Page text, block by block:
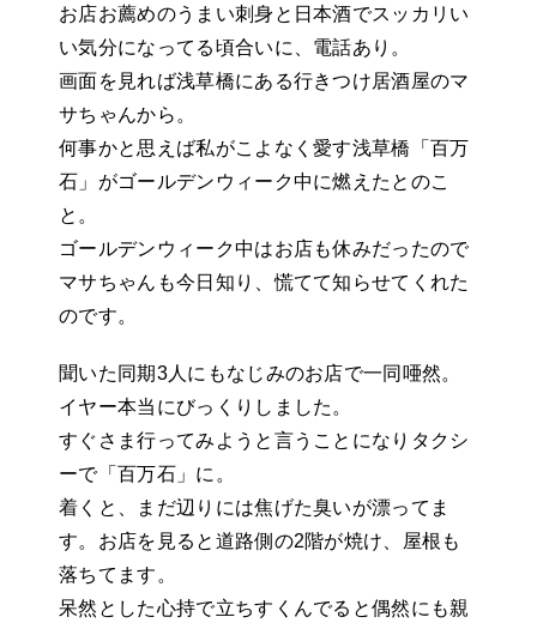
お店お薦めのうまい刺身と日本酒でスッカリい
い気分になってる頃合いに、電話あり。
画面を見れば浅草橋にある行きつけ居酒屋のマ
サちゃんから。
何事かと思えば私がこよなく愛す浅草橋「百万
石」がゴールデンウィーク中に燃えたとのこ
と。
ゴールデンウィーク中はお店も休みだったので
マサちゃんも今日知り、慌てて知らせてくれた
のです。
聞いた同期3人にもなじみのお店で一同唖然。
イヤー本当にびっくりしました。
すぐさま行ってみようと言うことになりタクシ
ーで「百万石」に。
着くと、まだ辺りには焦げた臭いが漂ってま
す。お店を見ると道路側の2階が焼け、屋根も
落ちてます。
呆然とした心持で立ちすくんでると偶然にも親